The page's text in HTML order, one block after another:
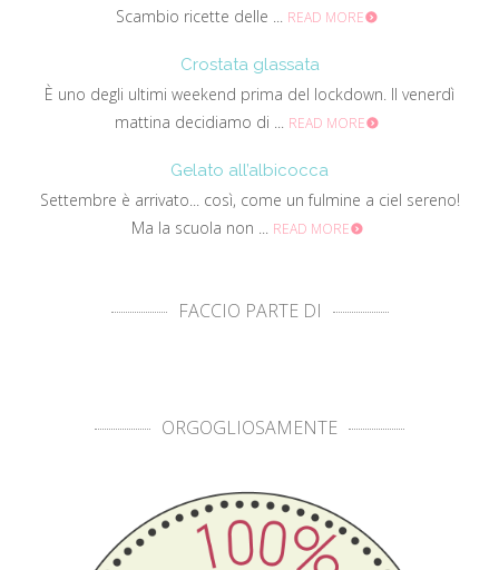
Scambio ricette delle ... READ MORE
Crostata glassata
È uno degli ultimi weekend prima del lockdown. Il venerdì
mattina decidiamo di ... READ MORE
Gelato all’albicocca
Settembre è arrivato... così, come un fulmine a ciel sereno!
Ma la scuola non ... READ MORE
FACCIO PARTE DI
ORGOGLIOSAMENTE